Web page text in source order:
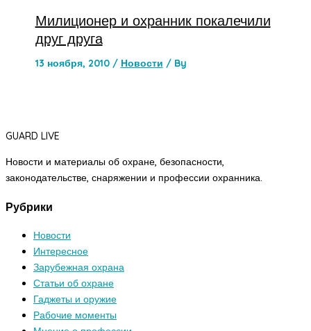
Милиционер и охранник покалечили
друг друга
13 ноября, 2010 / Новости / By
GUARD LIVE
Новости и материалы об охране, безопасности,
законодательстве, снаряжении и профессии охранника.
Рубрики
Новости
Интересное
Зарубежная охрана
Статьи об охране
Гаджеты и оружие
Рабочие моменты